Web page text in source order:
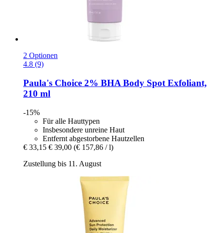
2 Optionen
4.8 (9)
Paula's Choice 2% BHA Body Spot Exfoliant,
210 ml
-15%
Für alle Hauttypen
Insbesondere unreine Haut
Entfernt abgestorbene Hautzellen
€ 33,15 € 39,00 (€ 157,86 / l)
Zustellung bis 11. August